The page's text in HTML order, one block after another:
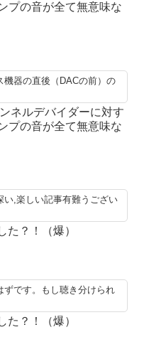
プの音が全て無意味な
機器の直後（DACの前）の
ネルデバイダーに対す
プの音が全て無意味な
い,楽しい記事有難うござい
た？！（爆）
ずです。もし聴き分けられ
た？！（爆）